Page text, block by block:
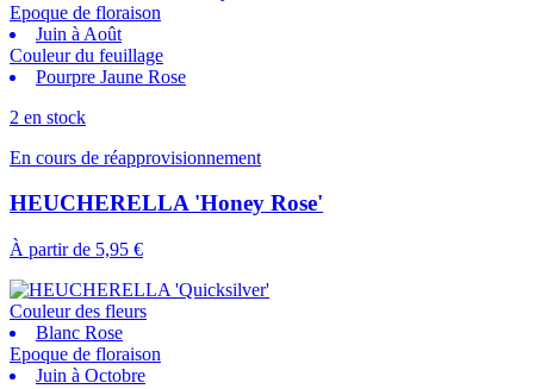
Epoque de floraison
Juin à Août
Couleur du feuillage
Pourpre Jaune Rose
2 en stock
En cours de réapprovisionnement
HEUCHERELLA 'Honey Rose'
À partir de 5,95 €
Couleur des fleurs
Blanc Rose
Epoque de floraison
Juin à Octobre